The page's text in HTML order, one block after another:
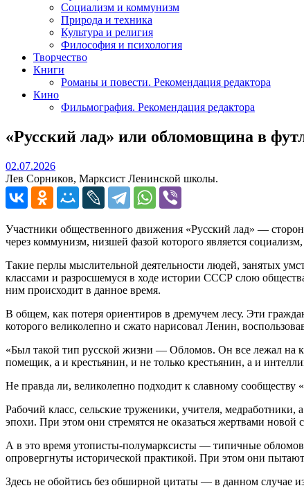
Социализм и коммунизм
Природа и техника
Культура и религия
Философия и психология
Творчество
Книги
Романы и повести. Рекомендация редактора
Кино
Фильмография. Рекомендация редактора
«Русский лад» или обломовщина в
02.07.202602.07.2026
Лев Сорников, Марксист Ленинской школы.
Участники общественного движения «Русский лад» —
через коммунизм, низшей фазой которого является
Такие перлы мыслительной деятельности людей, занятых
классами и разросшемуся в ходе истории СССР слою
ним происходит в данное время.
В общем, как потеря ориентиров в дремучем лесу. Эти
которого великолепно и сжато нарисовал Ленин,
«Был такой тип русской жизни — Обломов. Он все лежал на
помещик, а и крестьянин, и не только крестьянин, а и
Не правда ли, великолепно подходит к славному сообществу
Рабочий класс, сельские труженики, учителя, медработники,
эпохи. При этом они стремятся не оказаться жертвами
А в это время утописты-полумарксисты — типичные
опровергнуты исторической практикой. При этом они
Здесь не обойтись без обширной цитаты — в данном случае